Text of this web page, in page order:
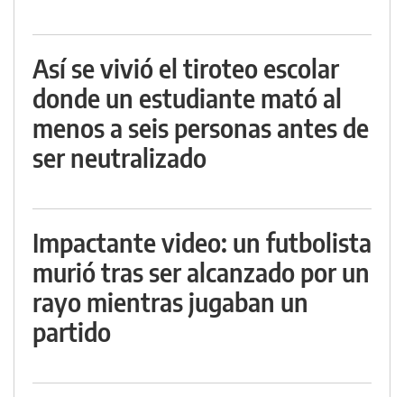
Así se vivió el tiroteo escolar
donde un estudiante mató al
menos a seis personas antes de
ser neutralizado
Impactante video: un futbolista
murió tras ser alcanzado por un
rayo mientras jugaban un
partido